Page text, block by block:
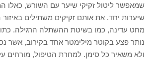
שיערות יחד. את אותם זקיקים משתילים
מחט עדינה, כמו בשיטת ההשתלה הרגילה.
נותר פצע בקוטר מילימטר אחד בקירוב, אשר
ולא משאיר כל סימן. למחרת הטיפול,